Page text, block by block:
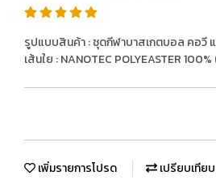
รูปแบบสินค้า : ชุดกีฬาบาสเกตบอล คอวี
เส้นใย : NANOTEC POLYEASTER
เพิ่มรายการโปรด เปรียบเทียบ